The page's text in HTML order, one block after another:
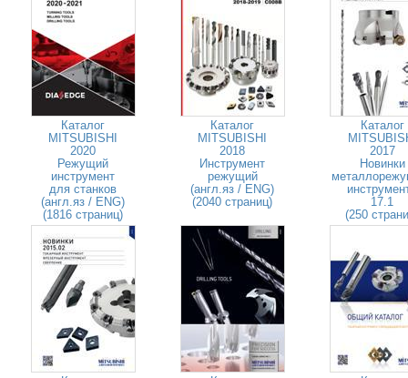
Каталог
MITSUBISHI
2020
Режущий
инструмент
для станков
(англ.яз / ENG)
(1816 страниц)
Каталог
MITSUBISHI
2018
Инструмент
режущий
(англ.яз / ENG)
(2040 страниц)
Каталог
2017
Новинки
17.1
(250